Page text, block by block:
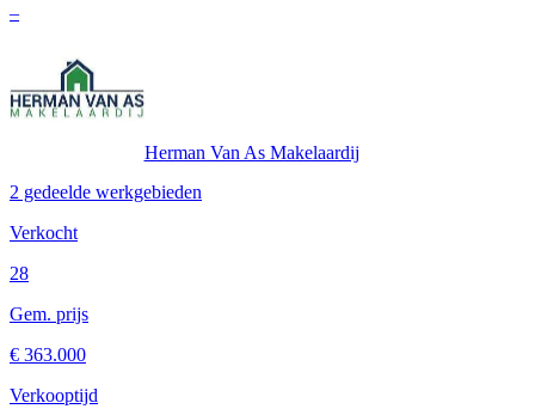
–
Herman Van As Makelaardij
2 gedeelde werkgebieden
Verkocht
28
Gem. prijs
€ 363.000
Verkooptijd